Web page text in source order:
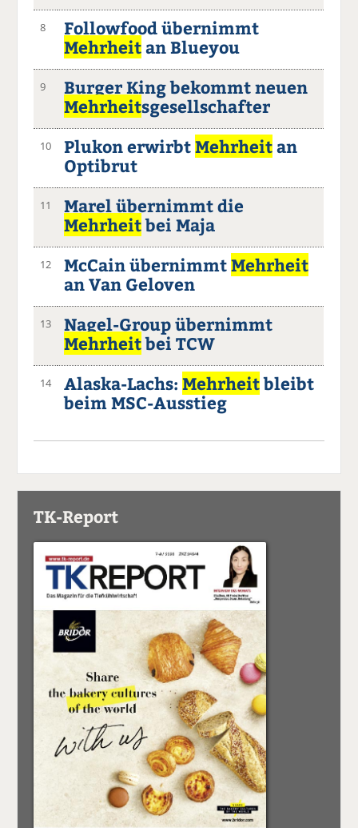
8
Followfood übernimmt
Mehrheitan Blueyou
9
Burger King bekommt neuen
Mehrheitsgesellschafter
10 Plukon erwirbtMehrheitan
Optibrut
11
Marel übernimmt die
Mehrheitbei Maja
12 McCain übernimmtMehrheit
an Van Geloven
13
Nagel-Group übernimmt
Mehrheitbei TCW
14 Alaska-Lachs:Mehrheitbleibt
beim MSC-Ausstieg
TK-Report